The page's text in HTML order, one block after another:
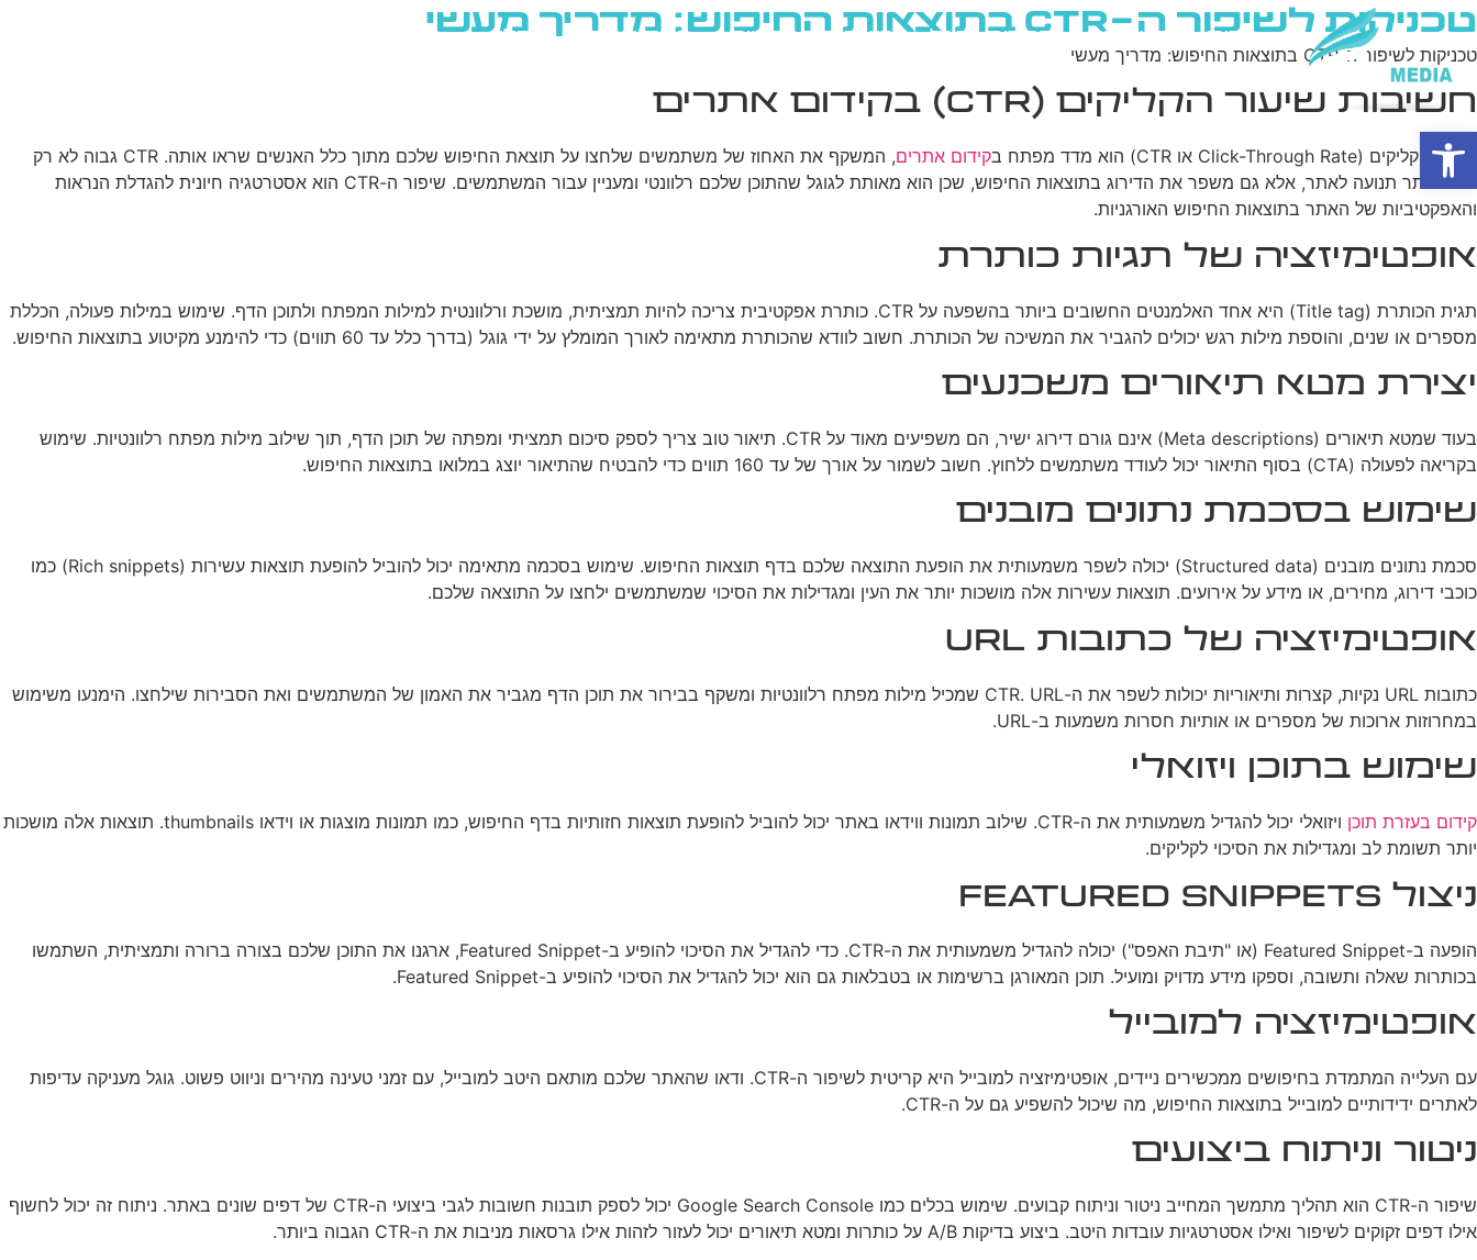
פתח סרגל נגישות
בית מי אנחנו פרסום בגוגל רשתות חברתיות בניית אתרים בלוג טכניקות לשיפור ה-CTR בתוצאות החיפוש: מדריך מעשי
טכניקות לשיפור ה-CTR בתוצאות החיפוש: מדריך מעשי
חשיבות שיעור הקליקים (CTR) בקידום אתרים
שיעור הקליקים (Click-Through Rate או CTR) הוא מדד מפתח ב קידום אתרים
, המשקף את האחוז של משתמשים שלחצו על תוצאת החיפוש שלכם מתוך כלל האנשים שראו אותה. CTR גבוה לא רק
מביא יותר תנועה לאתר, אלא גם משפר את הדירוג בתוצאות החיפוש, שכן הוא מאותת לגוגל שהתוכן שלכם רלוונטי ומעניין עבור המשתמשים. שיפור ה-CTR הוא אסטרטגיה חיונית להגדלת הנראות
והאפקטיביות של האתר בתוצאות החיפוש האורגניות.
אופטימיזציה של תגיות כותרת
תגית הכותרת (Title tag) היא אחד האלמנטים החשובים ביותר בהשפעה על CTR. כותרת אפקטיבית צריכה להיות תמציתית, מושכת ורלוונטית למילות המפתח ולתוכן הדף. שימוש במילות פעולה, הכללת
מספרים או שנים, והוספת מילות רגש יכולים להגביר את המשיכה של הכותרת. חשוב לוודא שהכותרת מתאימה לאורך המומלץ על ידי גוגל (בדרך כלל עד 60 תווים) כדי להימנע מקיטוע בתוצאות החיפוש.
יצירת מטא תיאורים משכנעים
בעוד שמטא תיאורים (Meta descriptions) אינם גורם דירוג ישיר, הם משפיעים מאוד על CTR. תיאור טוב צריך לספק סיכום תמציתי ומפתה של תוכן הדף, תוך שילוב מילות מפתח רלוונטיות. שימוש
בקריאה לפעולה (CTA) בסוף התיאור יכול לעודד משתמשים ללחוץ. חשוב לשמור על אורך של עד 160 תווים כדי להבטיח שהתיאור יוצג במלואו בתוצאות החיפוש.
שימוש בסכמת נתונים מובנים
סכמת נתונים מובנים (Structured data) יכולה לשפר משמעותית את הופעת התוצאה שלכם בדף תוצאות החיפוש. שימוש בסכמה מתאימה יכול להוביל להופעת תוצאות עשירות (Rich snippets) כמו
כוכבי דירוג, מחירים, או מידע על אירועים. תוצאות עשירות אלה מושכות יותר את העין ומגדילות את הסיכוי שמשתמשים ילחצו על התוצאה שלכם.
אופטימיזציה של כתובות URL
כתובות URL נקיות, קצרות ותיאוריות יכולות לשפר את ה-CTR. URL שמכיל מילות מפתח רלוונטיות ומשקף בבירור את תוכן הדף מגביר את האמון של המשתמשים ואת הסבירות שילחצו. הימנעו משימוש
במחרוזות ארוכות של מספרים או אותיות חסרות משמעות ב-URL.
שימוש בתוכן ויזואלי
קידום בעזרת תוכן
ויזואלי יכול להגדיל משמעותית את ה-CTR. שילוב תמונות ווידאו באתר יכול להוביל להופעת תוצאות חזותיות בדף החיפוש, כמו תמונות מוצגות או וידאו thumbnails. תוצאות אלה מושכות
יותר תשומת לב ומגדילות את הסיכוי לקליקים.
ניצול Featured Snippets
הופעה ב-Featured Snippet (או "תיבת האפס") יכולה להגדיל משמעותית את ה-CTR. כדי להגדיל את הסיכוי להופיע ב-Featured Snippet, ארגנו את התוכן שלכם בצורה ברורה ותמציתית, השתמשו
בכותרות שאלה ותשובה, וספקו מידע מדויק ומועיל. תוכן המאורגן ברשימות או בטבלאות גם הוא יכול להגדיל את הסיכוי להופיע ב-Featured Snippet.
אופטימיזציה למובייל
עם העלייה המתמדת בחיפושים ממכשירים ניידים, אופטימיזציה למובייל היא קריטית לשיפור ה-CTR. ודאו שהאתר שלכם מותאם היטב למובייל, עם זמני טעינה מהירים וניווט פשוט. גוגל מעניקה עדיפות
לאתרים ידידותיים למובייל בתוצאות החיפוש, מה שיכול להשפיע גם על ה-CTR.
ניטור וניתוח ביצועים
שיפור ה-CTR הוא תהליך מתמשך המחייב ניטור וניתוח קבועים. שימוש בכלים כמו Google Search Console יכול לספק תובנות חשובות לגבי ביצועי ה-CTR של דפים שונים באתר. ניתוח זה יכול לחשוף
אילו דפים זקוקים לשיפור ואילו אסטרטגיות עובדות היטב. ביצוע בדיקות A/B על כותרות ומטא תיאורים יכול לעזור לזהות אילו גרסאות מניבות את ה-CTR הגבוה ביותר.